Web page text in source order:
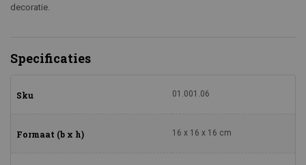
decoratie.
Specificaties
Sku 01.001.06
Formaat (b x h) 16 x 16 x 16 cm